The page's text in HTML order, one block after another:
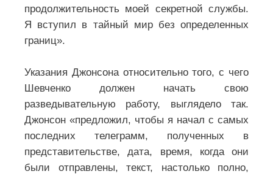
продолжительность моей секретной службы.
Я вступил в тайный мир без определенных
границ».
Указания Джонсона относительно того, с чего
Шевченко должен начать свою
разведывательную работу, выглядело так.
Джонсон «предложил, чтобы я начал с самых
последних телеграмм, полученных в
представительстве, дата, время, когда они
были отправлены, текст, настолько полно,